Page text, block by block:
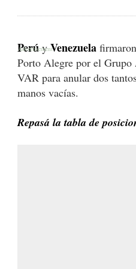
PerúyVenezuela
Porto Alegre por el Grupo
VAR para anular dos
manos vacías.
Repasá la tabla de